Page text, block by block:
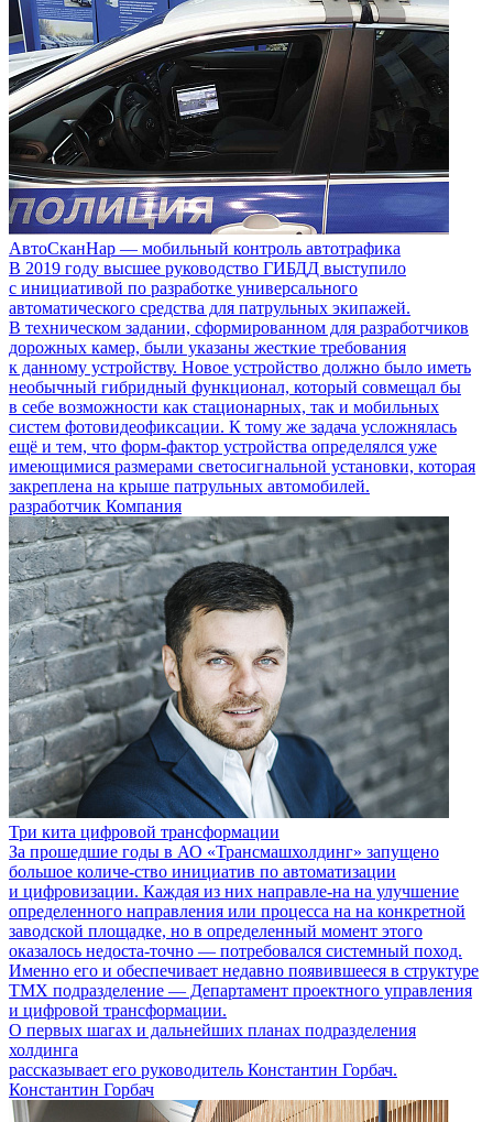
АвтоСканНар — мобильный контроль автотрафика
В 2019 году высшее руководство ГИБДД выступило
с инициативой по разработке универсального
автоматического средства для патрульных экипажей.
В техническом задании, сформированном для разработчиков
дорожных камер, были указаны жесткие требования
к данному устройству. Новое устройство должно было иметь
необычный гибридный функционал, который совмещал бы
в себе возможности как стационарных, так и мобильных
систем фотовидеофиксации. К тому же задача усложнялась
ещё и тем, что форм-фактор устройства определялся уже
имеющимися размерами светосигнальной установки, которая
закреплена на крыше патрульных автомобилей.
разработчик Компания
Три кита цифровой трансформации
За прошедшие годы в АО «Трансмашхолдинг» запущено
большое количе-ство инициатив по автоматизации
и цифровизации. Каждая из них направле-на на улучшение
определенного направления или процесса на на конкретной
заводской площадке, но в определенный момент этого
оказалось недоста-точно — потребовался системный поход.
Именно его и обеспечивает недавно появившееся в структуре
ТМХ подразделение — Департамент проектного управления
и цифровой трансформации.
О первых шагах и дальнейших планах подразделения
холдинга
рассказывает его руководитель Константин Горбач.
Константин Горбач